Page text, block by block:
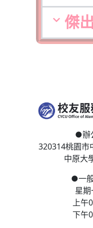
傑
●辦
320314桃園市
中原大
●一
星
上午
下午